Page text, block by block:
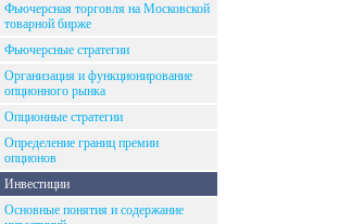
Фьючерсная торговля на Московской
товарной бирже
Фьючерсные стратегии
Организация и функционирование
опционного рынка
Опционные стратегии
Определение границ премии
опционов
Инвестиции
Основные понятия и содержание